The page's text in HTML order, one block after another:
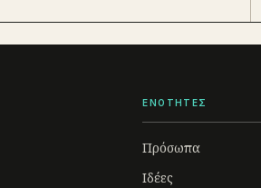
ΕΝΟΤΗΤΕΣ
Πρόσωπα
Ιδέες